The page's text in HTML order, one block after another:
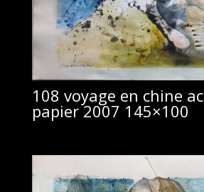
108 voyage en chine
papier 2007 145×100